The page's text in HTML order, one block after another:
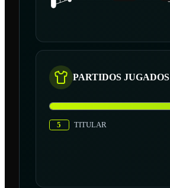
PARTIDOS JUGADOS
5 TITULAR